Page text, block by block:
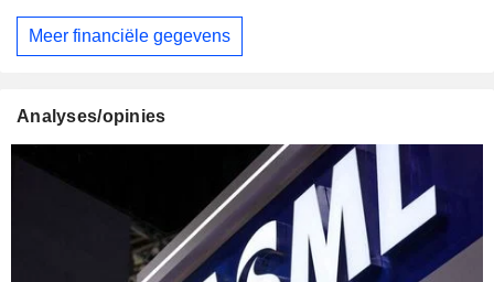
Meer financiële gegevens
Analyses/opinies